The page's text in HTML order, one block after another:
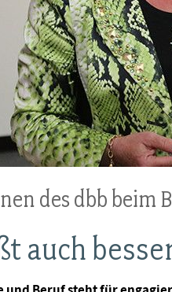
des dbb beim
auch